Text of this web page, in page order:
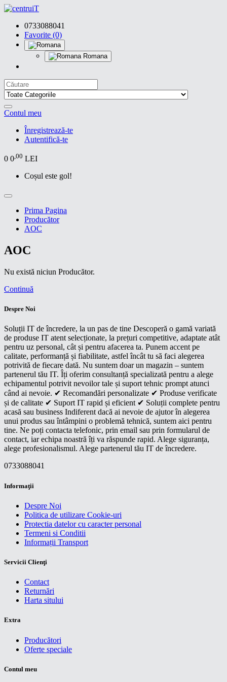
0733088041
Favorite (0)
Romana
Contul meu
Înregistrează-te
Autentifică-te
0 0,00 LEI
Coșul este gol!
Prima Pagina
Producător
AOC
AOC
Nu există niciun Producător.
Continuă
Despre Noi
Soluții IT de încredere, la un pas de tine Descoperă o gamă variată
de produse IT atent selecționate, la prețuri competitive, adaptate atât
pentru uz personal, cât și pentru afacerea ta. Punem accent pe
calitate, performanță și fiabilitate, astfel încât tu să faci alegerea
potrivită de fiecare dată. Nu suntem doar un magazin – suntem
partenerul tău IT. Îți oferim consultanță specializată pentru a alege
echipamentul potrivit nevoilor tale și suport tehnic prompt atunci
când ai nevoie. ✔ Recomandări personalizate ✔ Produse verificate
și de calitate ✔ Suport IT rapid și eficient ✔ Soluții complete pentru
acasă sau business Indiferent dacă ai nevoie de ajutor în alegerea
unui produs sau întâmpini o problemă tehnică, suntem aici pentru
tine. Ne poți contacta telefonic, prin email sau prin formularul de
contact, iar echipa noastră îți va răspunde rapid. Alege siguranța,
alege profesionalismul. Alege partenerul tău IT de încredere.
0733088041
Informaţii
Despre Noi
Politica de utilizare Cookie-uri
Protectia datelor cu caracter personal
Termeni si Conditii
Informații Transport
Servicii Clienţi
Contact
Returnări
Harta sitului
Extra
Producători
Oferte speciale
Contul meu